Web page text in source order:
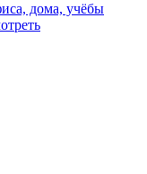
дома, учёбы